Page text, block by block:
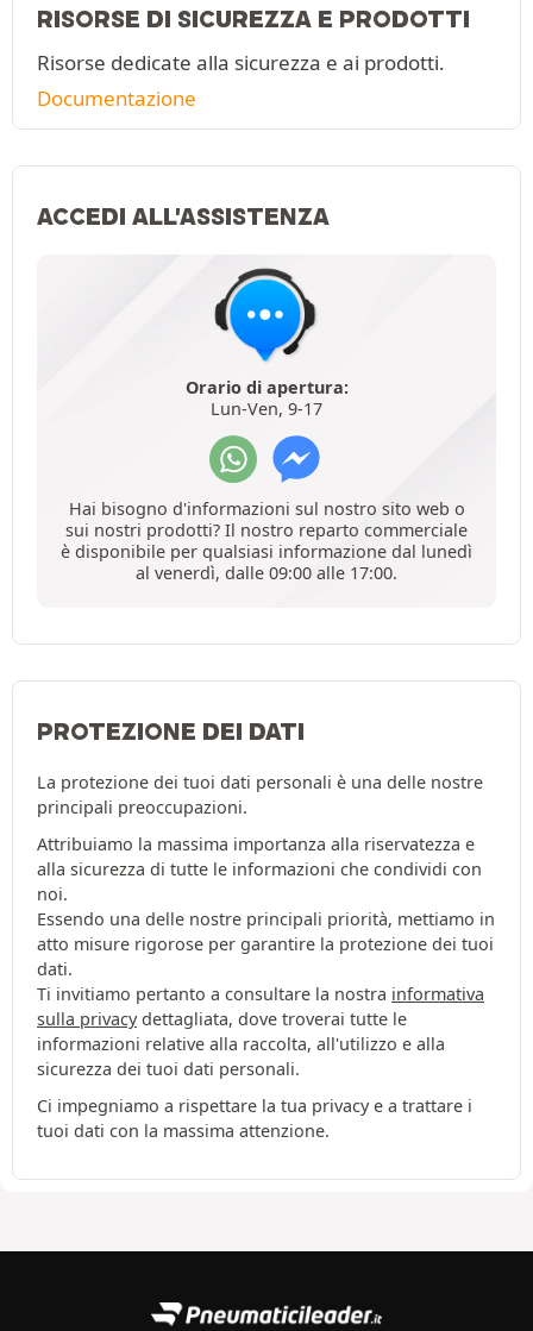
RISORSE DI SICUREZZA E PRODOTTI
Risorse dedicate alla sicurezza e ai prodotti.
Documentazione
ACCEDI ALL'ASSISTENZA
Orario di apertura:
Lun-Ven, 9-17
Hai bisogno d'informazioni sul nostro sito web o
sui nostri prodotti? Il nostro reparto commerciale
è disponibile per qualsiasi informazione dal lunedì
al venerdì, dalle 09:00 alle 17:00.
PROTEZIONE DEI DATI
La protezione dei tuoi dati personali è una delle nostre
principali preoccupazioni.
Attribuiamo la massima importanza alla riservatezza e
alla sicurezza di tutte le informazioni che condividi con
noi.
Essendo una delle nostre principali priorità, mettiamo in
atto misure rigorose per garantire la protezione dei tuoi
dati.
Ti invitiamo pertanto a consultare la nostra informativa
sulla privacydettagliata, dove troverai tutte le
informazioni relative alla raccolta, all'utilizzo e alla
sicurezza dei tuoi dati personali.
Ci impegniamo a rispettare la tua privacy e a trattare i
tuoi dati con la massima attenzione.